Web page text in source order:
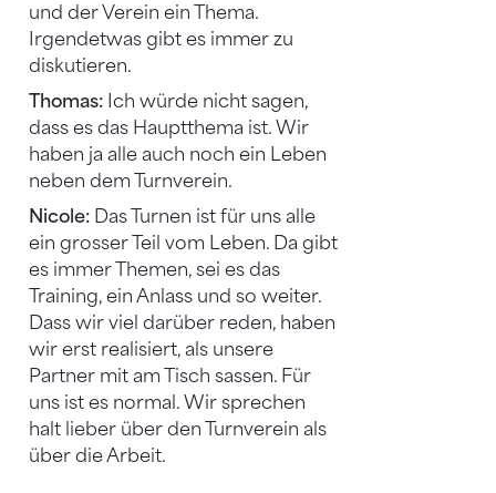
und der Verein ein Thema.
Irgendetwas gibt es immer zu
diskutieren.
Thomas: Ich würde nicht sagen,
dass es das Hauptthema ist. Wir
haben ja alle auch noch ein Leben
neben dem Turnverein.
Nicole: Das Turnen ist für uns alle
ein grosser Teil vom Leben. Da gibt
es immer Themen, sei es das
Training, ein Anlass und so weiter.
Dass wir viel darüber reden, haben
wir erst realisiert, als unsere
Partner mit am Tisch sassen. Für
uns ist es normal. Wir sprechen
halt lieber über den Turnverein als
über die Arbeit.